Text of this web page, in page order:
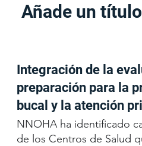
Añade un
Integración de la
preparación para la
bucal y la atención
NNOHA ha identificado
de los Centros de Salud